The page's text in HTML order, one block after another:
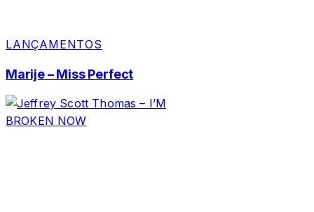
LANÇAMENTOS
Marije – Miss Perfect